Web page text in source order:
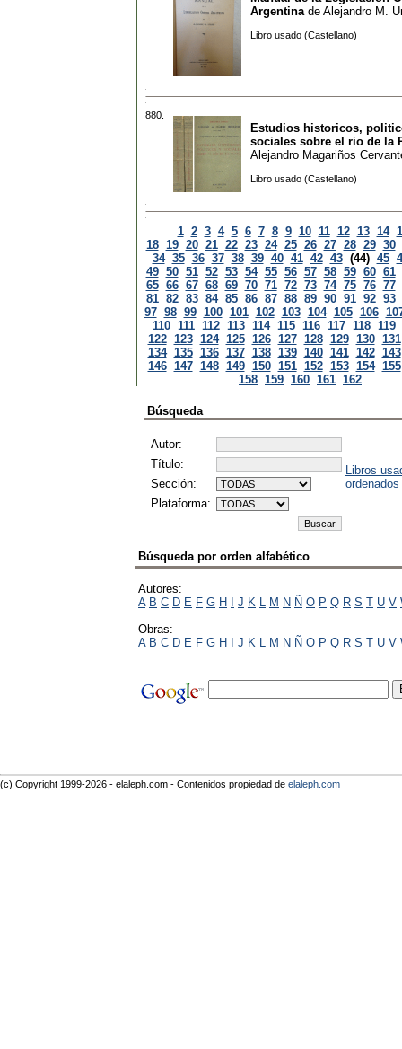
Argentina de Alejandro M.
Libro usado (Castellano)
880.
Estudios historicos,
sociales sobre el rio de la
Alejandro Magariños
Libro usado (Castellano)
1 2 3 4 5 6 7 8 9 10 11 12 13 14
18 19 20 21 22 23 24 25 26 27 28 29 30
34 35 36 37 38 39 40 41 42 43 (44) 45
49 50 51 52 53 54 55 56 57 58 59 60 61
65 66 67 68 69 70 71 72 73 74 75 76 77
81 82 83 84 85 86 87 88 89 90 91 92 93
97 98 99 100 101 102 103 104 105 106
110 111 112 113 114 115 116 117 118 119
122 123 124 125 126 127 128 129 130 131
134 135 136 137 138 139 140 141 142 143
146 147 148 149 150 151 152 153 154 155
158 159 160 161 162
Búsqueda
Autor:
Título:
Sección:
Plataforma:
Libros
Búsqueda por orden alfabético
Autores:
A B C D E F G H I J K L M N Ñ O P Q R S T U V
Obras:
A B C D E F G H I J K L M N Ñ O P Q R S T U V
(c) Copyright 1999-2026 - elaleph.com - Contenidos propiedad de elaleph.com